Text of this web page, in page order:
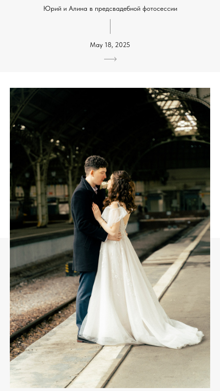
Юрий и Алина в предсвадебной фотосессии
May 18, 2025